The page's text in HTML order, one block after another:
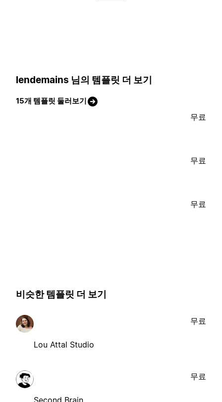
lendemains 님의 템플릿 더 보기
15개 템플릿 둘러보기
무료
무료
무료
비슷한 템플릿 더 보기
Lou Attal Studio
무료
Second Brain
무료